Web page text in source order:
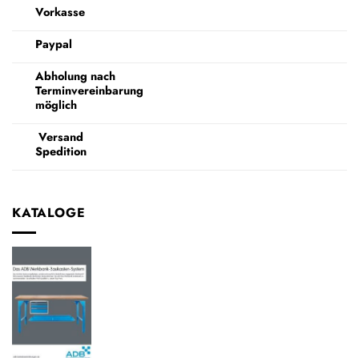
Vorkasse
Paypal
Abholung nach
Terminvereinbarung
möglich
Versand
Spedition
KATALOGE